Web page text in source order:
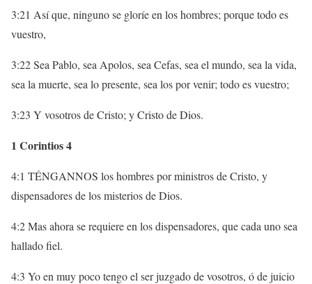
3:21 Así que, ninguno se gloríe en los hombres; porque todo es
vuestro,
3:22 Sea Pablo, sea Apolos, sea Cefas, sea el mundo, sea la vida,
sea la muerte, sea lo presente, sea los por venir; todo es vuestro;
3:23 Y vosotros de Cristo; y Cristo de Dios.
1 Corintios 4
4:1 TÉNGANNOS los hombres por ministros de Cristo, y
dispensadores de los misterios de Dios.
4:2 Mas ahora se requiere en los dispensadores, que cada uno sea
hallado fiel.
4:3 Yo en muy poco tengo el ser juzgado de vosotros, ó de juicio